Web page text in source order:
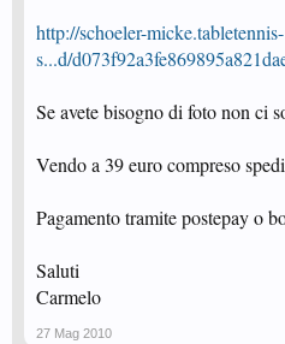
http://schoeler-micke.tabletennis-
s...d/
Se avete bisogno di foto non ci
Vendo a 39 euro compreso
Pagamento tramite postepay o
Saluti
Carmelo
27 Mag 2010